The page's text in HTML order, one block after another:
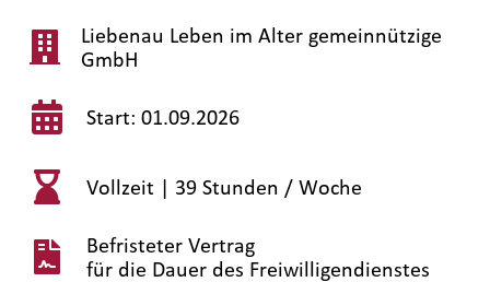
Liebenau Leben im Alter gemeinnützige
GmbH
Start: 01.09.2026
Vollzeit | 39 Stunden / Woche
Befristeter Vertrag
für die Dauer des Freiwilligendienstes